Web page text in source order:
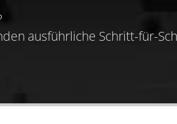
ausführliche Schritt-für-